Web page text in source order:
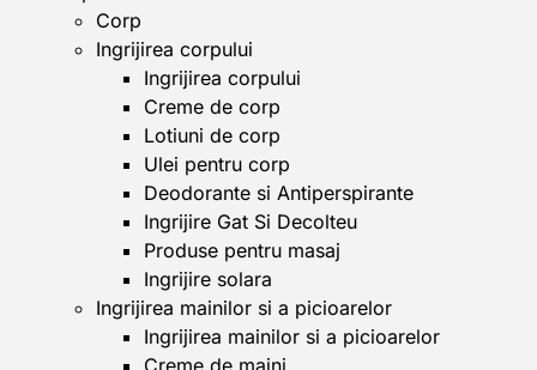
Corp
Ingrijirea corpului
Ingrijirea corpului
Creme de corp
Lotiuni de corp
Ulei pentru corp
Deodorante si Antiperspirante
Ingrijire Gat Si Decolteu
Produse pentru masaj
Ingrijire solara
Ingrijirea mainilor si a picioarelor
Ingrijirea mainilor si a picioarelor
Creme de maini